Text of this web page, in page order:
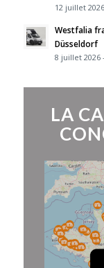
12 juillet
Westfalia
Düsseldorf
8 juillet 2026
LA